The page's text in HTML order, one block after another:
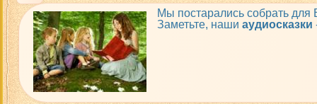
Мы постарались собрать
Заметьте, наши аудиосказки